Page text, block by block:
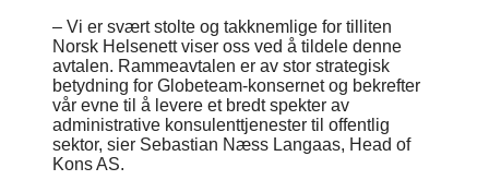
– Vi er svært stolte og takknemlige for tilliten
Norsk Helsenett viser oss ved å tildele denne
avtalen. Rammeavtalen er av stor strategisk
betydning for Globeteam-konsernet og bekrefter
vår evne til å levere et bredt spekter av
administrative konsulenttjenester til offentlig
sektor, sier Sebastian Næss Langaas, Head of
Kons AS.